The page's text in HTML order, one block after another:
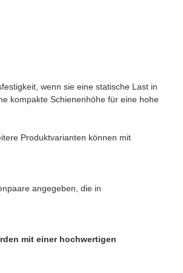
wenn sie eine statische Last in
kompakte Schienenhöhe für eine hohe
Produktvarianten können mit
angegeben, die in
mit einer hochwertigen